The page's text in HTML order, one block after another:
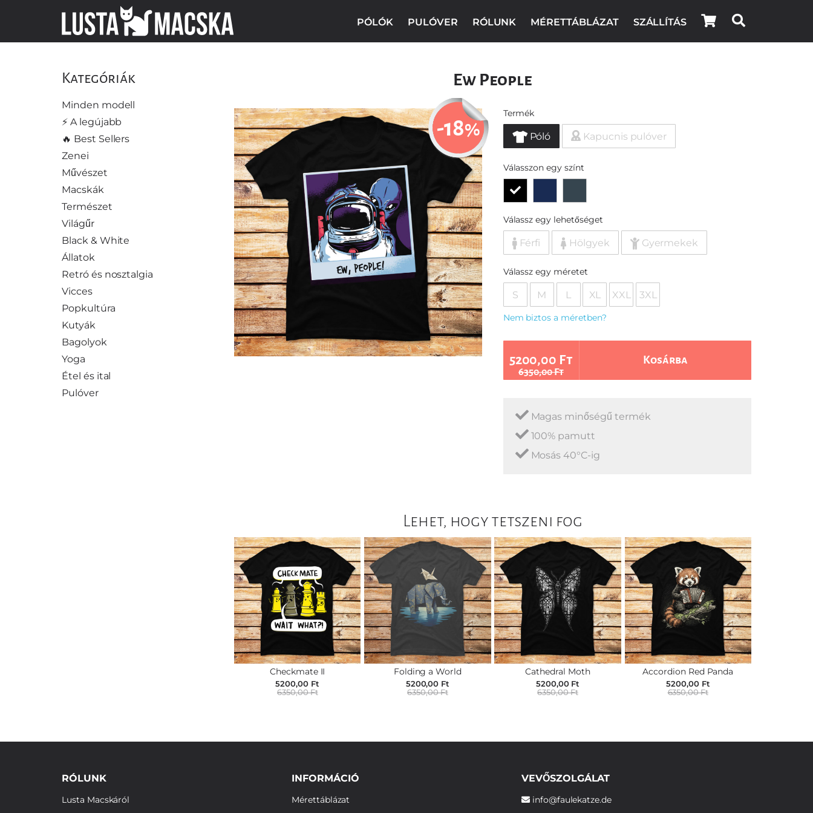
PÓLÓK PULÓVER RÓLUNK MÉRETTÁBLÁZAT SZÁLLÍTÁS
Kategóriák
Minden modell
⚡️ A legújabb
🔥 Best Sellers
Zenei
Művészet
Macskák
Természet
Világűr
Black & White
Állatok
Retró és nosztalgia
Vicces
Popkultúra
Kutyák
Bagolyok
Yoga
Étel és ital
Pulóver
Ew People
-18%
Termék
Póló Kapucnis pulóver
Válasszon egy színt
Válassz egy lehetőséget
Férfi Hölgyek Gyermekek
Válassz egy méretet
S M L XL XXL 3XL
Nem biztos a méretben?
5200,00 Ft
6350,00 Ft
Kosárba
Magas minőségű termék
100% pamutt
Mosás 40°C-ig
Lehet, hogy tetszeni fog
Checkmate II
5200,00 Ft
6350,00 Ft
Folding a World
5200,00 Ft
6350,00 Ft
Cathedral Moth
5200,00 Ft
6350,00 Ft
Accordion Red Panda
5200,00 Ft
6350,00 Ft
RÓLUNK
Lusta Macskáról
INFORMÁCIÓ
Mérettáblázat
VEVŐSZOLGÁLAT
info@faulekatze.de